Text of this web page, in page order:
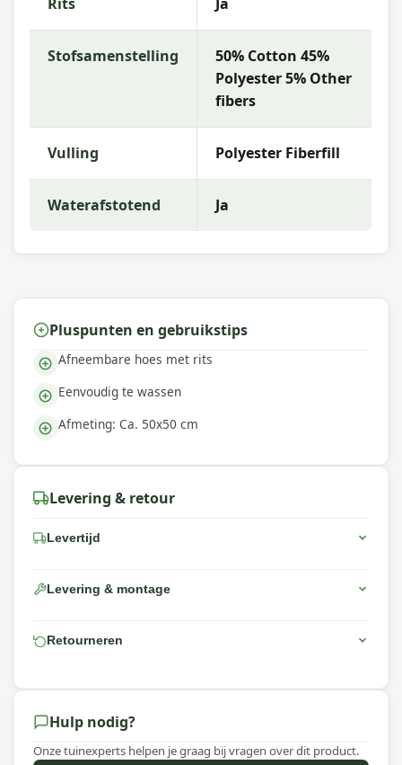
gerust contact met ons op via telefoon, e-mail of
WhatsApp. Ons team van tuinmeubelexperts helpt
je graag bij de keuze die het beste past bij jouw
MetMadison
kies je voor hoogwaardige
tuinkussens met uitstekende kleurechtheid en
dessins, duurzame materialen en een uitstekende
Stofsamenstelling
50% Cotton 45%
Polyester 5% Other
fibers
Vulling Polyester Fiberfill
Waterafstotend Ja
Pluspunten en gebruikstips
Afneembare hoes met rits
Eenvoudig te wassen
Afmeting: Ca. 50x50 cm
Levering & retour
Levertijd
Levering & montage
Retourneren
Hulp nodig?
Onze tuinexperts helpen je graag bij vragen over dit product.